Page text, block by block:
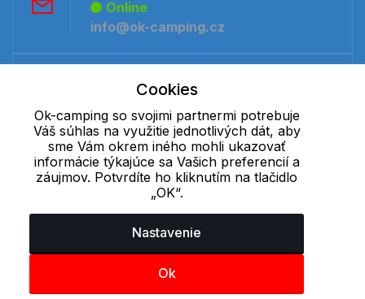
Online
info@ok-camping.cz
Offline
+421 277 270 091
Cookie - podrobné nastavenie| Ďalšie informácie|Spracovanie
osobných údajov
Cookies
Ok-camping so svojimi partnermi potrebuje
Váš súhlas na využitie jednotlivých dát, aby
sme Vám okrem iného mohli ukazovať
informácie týkajúce sa Vašich preferencií a
záujmov. Potvrdíte ho kliknutím na tlačidlo
„OK“.
Nastavenie
Ok